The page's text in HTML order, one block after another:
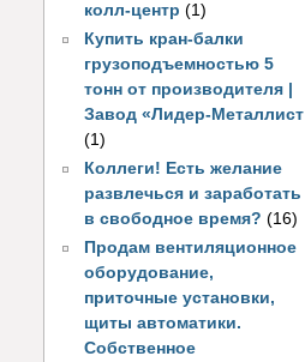
колл-центр (1)
Купить кран-балки
грузоподъемностью 5
тонн от производителя |
Завод «Лидер-Металлист
(1)
Коллеги! Есть желание
развлечься и заработать
в свободное время? (16)
Продам вентиляционное
оборудование,
приточные установки,
щиты автоматики.
Собственное